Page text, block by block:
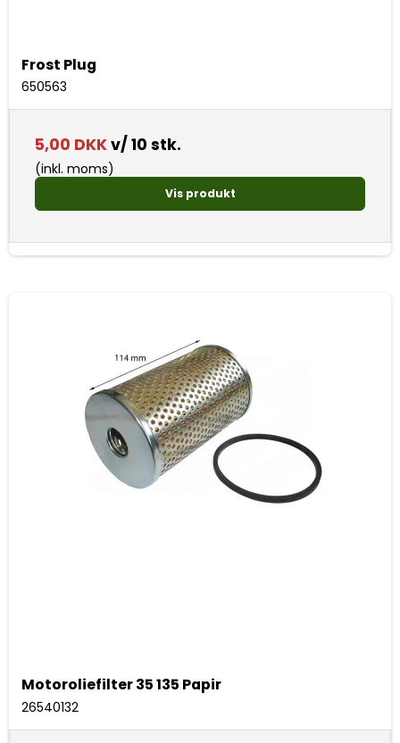
Frost Plug
650563
5,00 DKKv/ 10 stk.
(inkl. moms)
Vis produkt
Motoroliefilter 35 135 Papir
26540132